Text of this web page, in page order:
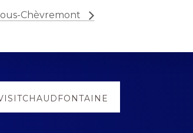
Chèvremont